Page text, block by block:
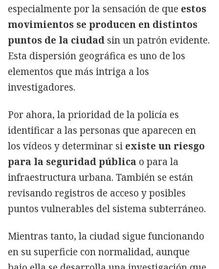
especialmente por la sensación de que estos
movimientos se producen en distintos
puntos de la ciudad sin un patrón evidente.
Esta dispersión geográfica es uno de los
elementos que más intriga a los
investigadores.
Por ahora, la prioridad de la policía es
identificar a las personas que aparecen en
los vídeos y determinar si existe un riesgo
para la seguridad pública o para la
infraestructura urbana. También se están
revisando registros de acceso y posibles
puntos vulnerables del sistema subterráneo.
Mientras tanto, la ciudad sigue funcionando
en su superficie con normalidad, aunque